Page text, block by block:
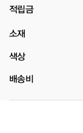
적립금
소재
색상
배송비